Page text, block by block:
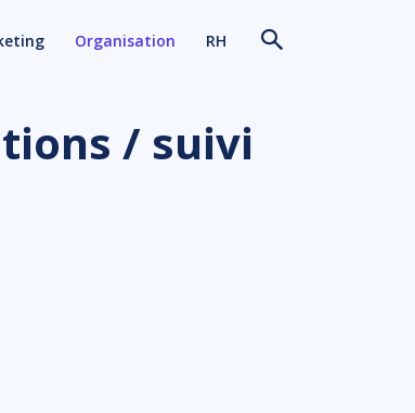
Organisation RH
/ suivi